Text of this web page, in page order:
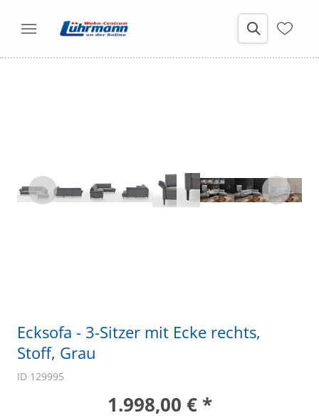
Ecksofa - 3-Sitzer mit Ecke rechts,
Stoff, Grau
ID 129995
1.998,00 € *